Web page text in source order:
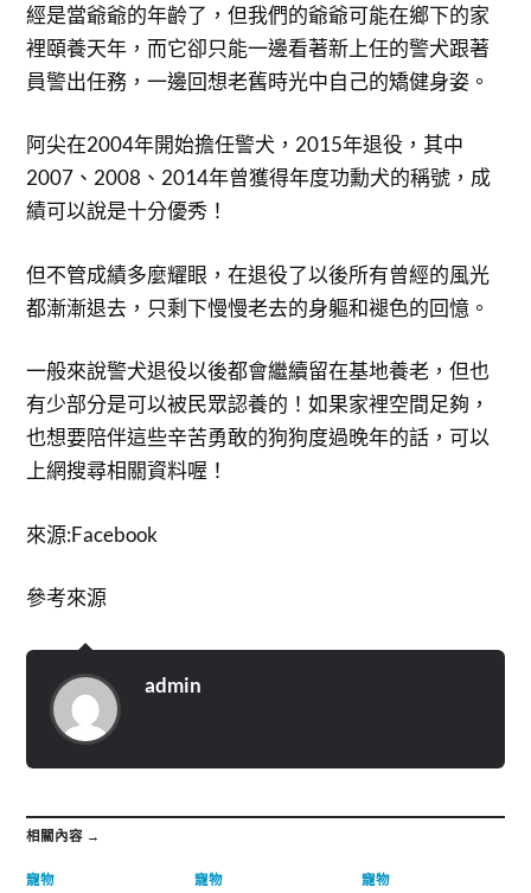
經是當爺爺的年齡了，但我們的爺爺可能在鄉下的家
裡頤養天年，而它卻只能一邊看著新上任的警犬跟著
員警出任務，一邊回想老舊時光中自己的矯健身姿。
阿尖在2004年開始擔任警犬，2015年退役，其中
2007、2008、2014年曾獲得年度功勳犬的稱號，成
績可以說是十分優秀！
但不管成績多麼耀眼，在退役了以後所有曾經的風光
都漸漸退去，只剩下慢慢老去的身軀和褪色的回憶。
一般來說警犬退役以後都會繼續留在基地養老，但也
有少部分是可以被民眾認養的！如果家裡空間足夠，
也想要陪伴這些辛苦勇敢的狗狗度過晚年的話，可以
上網搜尋相關資料喔！
來源:Facebook
參考來源
admin
相關內容 →
寵物 寵物 寵物